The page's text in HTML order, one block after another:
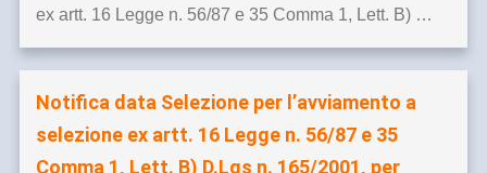
ex artt. 16 Legge n. 56/87 e 35 Comma 1, Lett. B) …
Notifica data Selezione per l’avviamento a
selezione ex artt. 16 Legge n. 56/87 e 35
Comma 1, Lett. B) D.Lgs n. 165/2001, per